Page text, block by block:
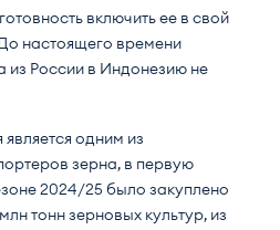
включить ее в свой
настоящего времени
из России в Индонезию не
одним из
зерна, в первую
2024/25 было закуплено
тонн зерновых культур, из